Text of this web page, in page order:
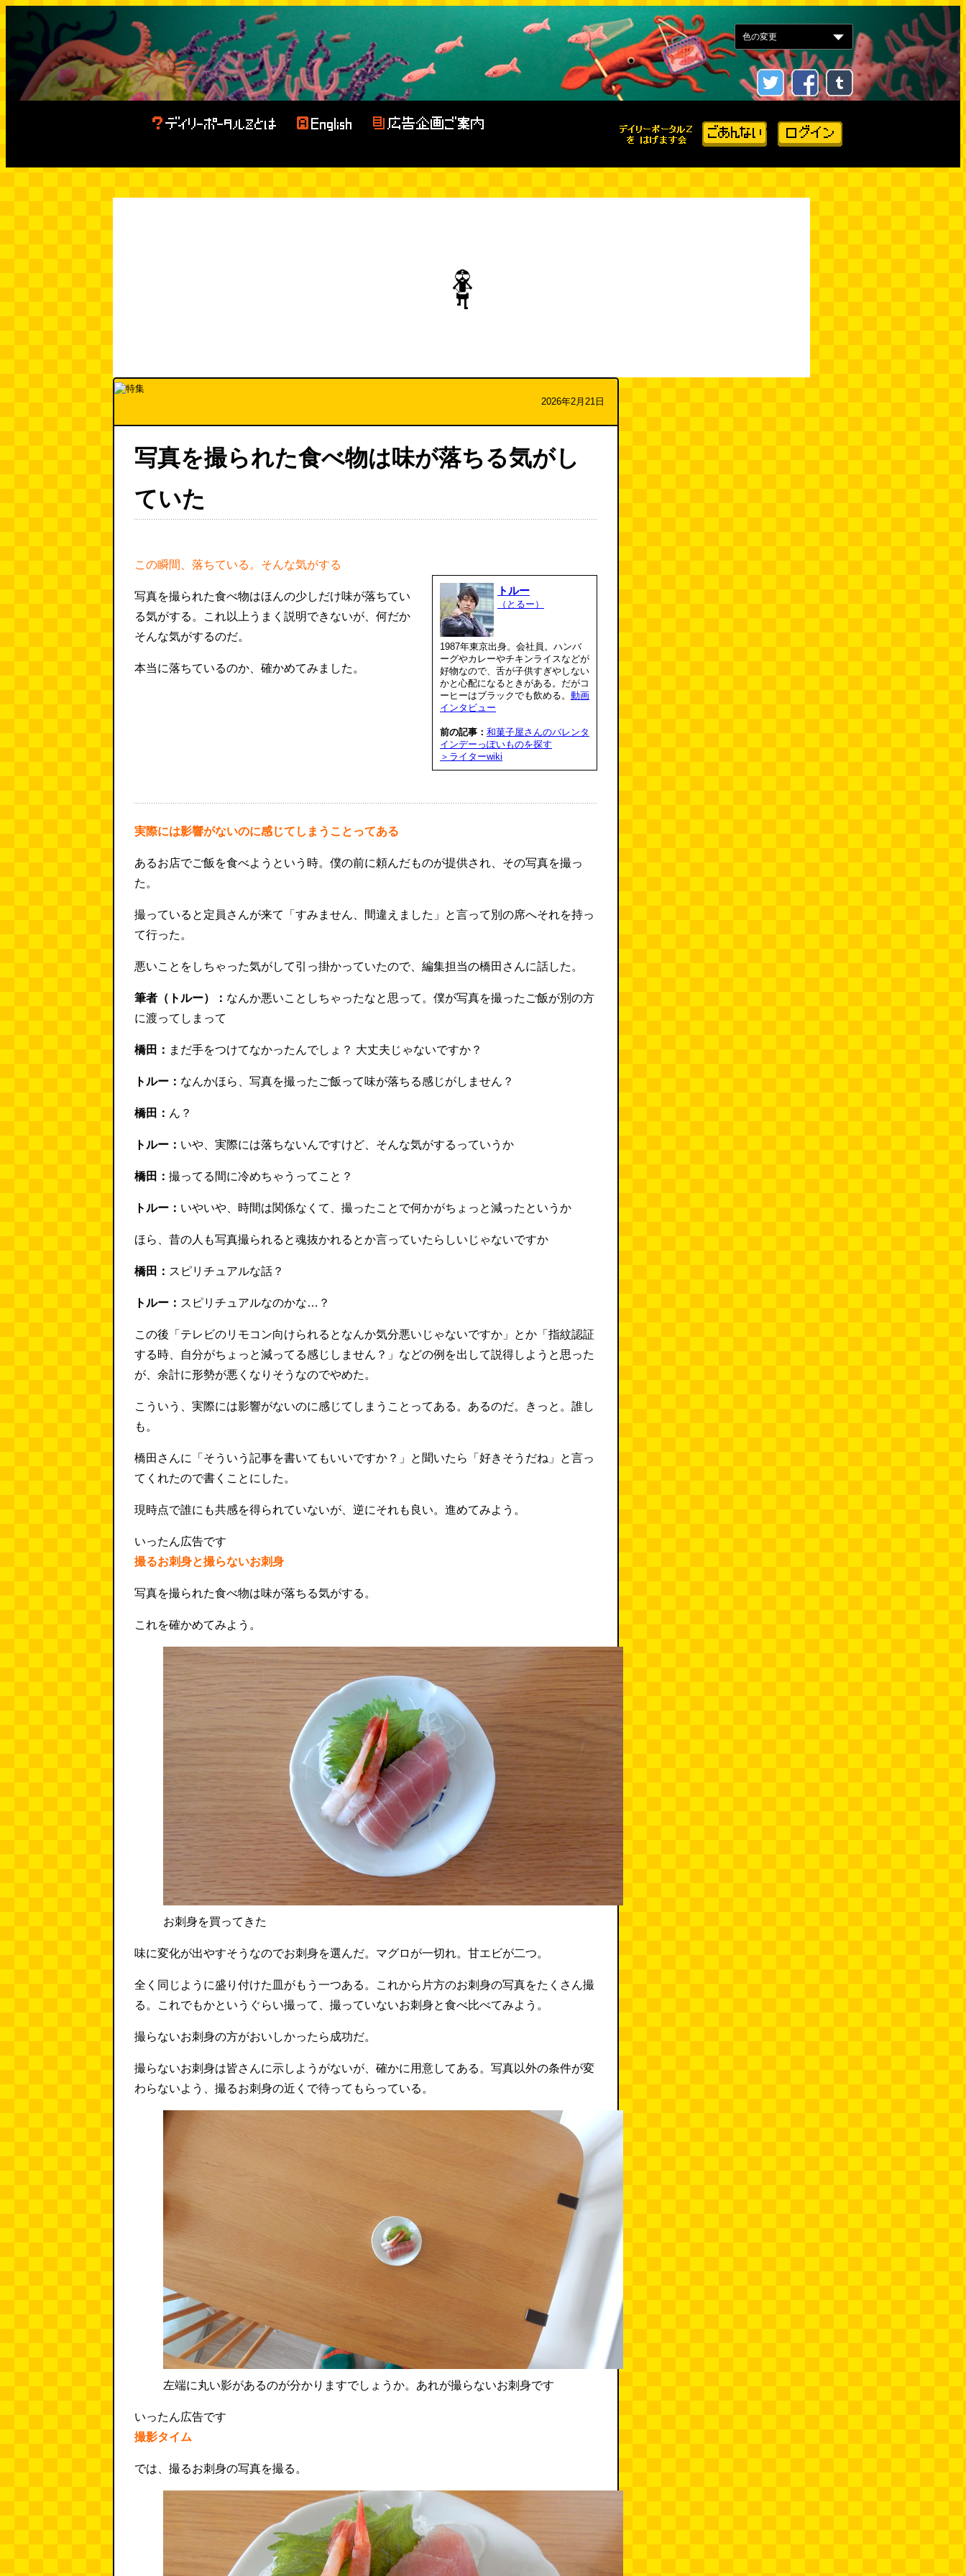
2026年2月21日
写真を撮られた食べ物は味が落ちる気がし
ていた
この瞬間、落ちている。そんな気がする
写真を撮られた食べ物はほんの少しだけ味が落ちてい
る気がする。これ以上うまく説明できないが、何だか
そんな気がするのだ。
本当に落ちているのか、確かめてみました。
トルー
（とるー）
1987年東京出身。会社員。ハンバ
ーグやカレーやチキンライスなどが
好物なので、舌が子供すぎやしない
かと心配になるときがある。だがコ
ーヒーはブラックでも飲める。 動画
インタビュー
前の記事： 和菓子屋さんのバレンタ
インデーっぽいものを探す
＞ライターwiki
実際には影響がないのに感じてしまうことってある
あるお店でご飯を食べようという時。僕の前に頼んだものが提供され、その写真を撮っ
た。
撮っていると定員さんが来て「すみません、間違えました」と言って別の席へそれを持っ
て行った。
悪いことをしちゃった気がして引っ掛かっていたので、編集担当の橋田さんに話した。
筆者（トルー）： なんか悪いことしちゃったなと思って。僕が写真を撮ったご飯が別の方
に渡ってしまって
橋田： まだ手をつけてなかったんでしょ？ 大丈夫じゃないですか？
トルー： なんかほら、写真を撮ったご飯って味が落ちる感じがしません？
橋田： ん？
トルー： いや、実際には落ちないんですけど、そんな気がするっていうか
橋田： 撮ってる間に冷めちゃうってこと？
トルー： いやいや、時間は関係なくて、撮ったことで何かがちょっと減ったというか
ほら、昔の人も写真撮られると魂抜かれるとか言っていたらしいじゃないですか
橋田： スピリチュアルな話？
トルー： スピリチュアルなのかな…？
この後「テレビのリモコン向けられるとなんか気分悪いじゃないですか」とか「指紋認証
する時、自分がちょっと減ってる感じしません？」などの例を出して説得しようと思った
が、余計に形勢が悪くなりそうなのでやめた。
こういう、実際には影響がないのに感じてしまうことってある。あるのだ。きっと。誰し
も。
橋田さんに「そういう記事を書いてもいいですか？」と聞いたら「好きそうだね」と言っ
てくれたので書くことにした。
現時点で誰にも共感を得られていないが、逆にそれも良い。進めてみよう。
いったん広告です
撮るお刺身と撮らないお刺身
写真を撮られた食べ物は味が落ちる気がする。
これを確かめてみよう。
お刺身を買ってきた
味に変化が出やすそうなのでお刺身を選んだ。マグロが一切れ。甘エビが二つ。
全く同じように盛り付けた皿がもう一つある。これから片方のお刺身の写真をたくさん撮
る。これでもかというぐらい撮って、撮っていないお刺身と食べ比べてみよう。
撮らないお刺身の方がおいしかったら成功だ。
撮らないお刺身は皆さんに示しようがないが、確かに用意してある。写真以外の条件が変
わらないよう、撮るお刺身の近くで待ってもらっている。
左端に丸い影があるのが分かりますでしょうか。あれが撮らないお刺身です
いったん広告です
撮影タイム
では、撮るお刺身の写真を撮る。